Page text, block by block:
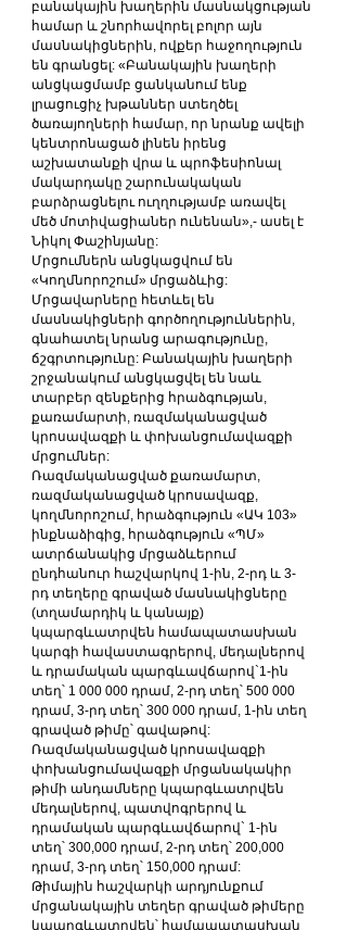
բանակային խաղերին մասնակցության
համար և շնորհավորել բոլոր այն
մասնակիցներին, ովքեր հաջողություն
են գրանցել: «Բանակային խաղերի
անցկացմամբ ցանկանում ենք
լրացուցիչ խթաններ ստեղծել
ծառայողների համար, որ նրանք ավելի
կենտրոնացած լինեն իրենց
աշխատանքի վրա և պրոֆեսիոնալ
մակարդակը շարունակական
բարձրացնելու ուղղությամբ առավել
մեծ մոտիվացիաներ ունենան»,- ասել է
Նիկոլ Փաշինյանը:
Մրցումներն անցկացվում են
«Կողմնորոշում» մրցաձևից:
Մրցավարները հետևել են
մասնակիցների գործողություններին,
գնահատել նրանց արագությունը,
ճշգրտությունը: Բանակային խաղերի
շրջանակում անցկացվել են նաև
տարբեր զենքերից հրաձգության,
քառամարտի, ռազմականացված
կրոսավազքի և փոխանցումավազքի
մրցումներ:
Ռազմականացված քառամարտ,
ռազմականացված կրոսավազք,
կողմնորոշում, հրաձգություն «ԱԿ 103»
ինքնաձիգից, հրաձգություն «ՊՄ»
ատրճանակից մրցաձևերում
ընդհանուր հաշվարկով 1-ին, 2-րդ և 3-
րդ տեղերը գրաված մասնակիցները
(տղամարդիկ և կանայք)
կպարգևատրվեն համապատասխան
կարգի հավաստագրերով, մեդալներով
և դրամական պարգևավճարով`1-ին
տեղ՝ 1 000 000 դրամ, 2-րդ տեղ՝ 500 000
դրամ, 3-րդ տեղ՝ 300 000 դրամ, 1-ին տեղ
գրաված թիմը՝ գավաթով:
Ռազմականացված կրոսավազքի
փոխանցումավազքի մրցանակակիր
թիմի անդամները կպարգևատրվեն
մեդալներով, պատվոգրերով և
դրամական պարգևավճարով` 1-ին
տեղ՝ 300,000 դրամ, 2-րդ տեղ՝ 200,000
դրամ, 3-րդ տեղ՝ 150,000 դրամ:
Թիմային հաշվարկի արդյունքում
մրցանակային տեղեր գրաված թիմերը
կպարգևատրվեն՝ համապատասխան